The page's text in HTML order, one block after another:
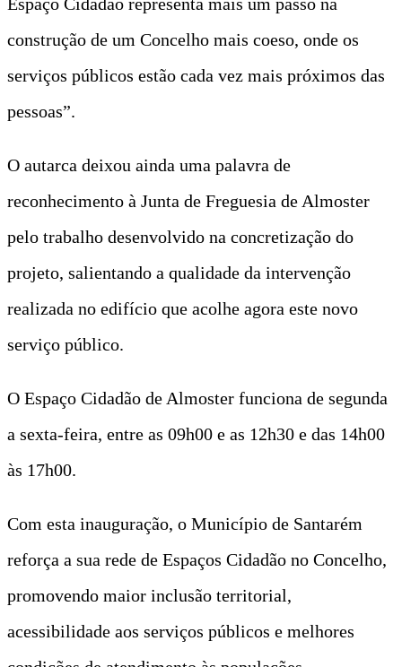
construção de um Concelho mais coeso, onde os
serviços públicos estão cada vez mais próximos das
pessoas”.
O autarca deixou ainda uma palavra de
reconhecimento à Junta de Freguesia de Almoster
pelo trabalho desenvolvido na concretização do
projeto, salientando a qualidade da intervenção
realizada no edifício que acolhe agora este novo
serviço público.
O Espaço Cidadão de Almoster funciona de segunda
a sexta-feira, entre as 09h00 e as 12h30 e das 14h00
às 17h00.
Com esta inauguração, o Município de Santarém
reforça a sua rede de Espaços Cidadão no Concelho,
promovendo maior inclusão territorial,
acessibilidade aos serviços públicos e melhores